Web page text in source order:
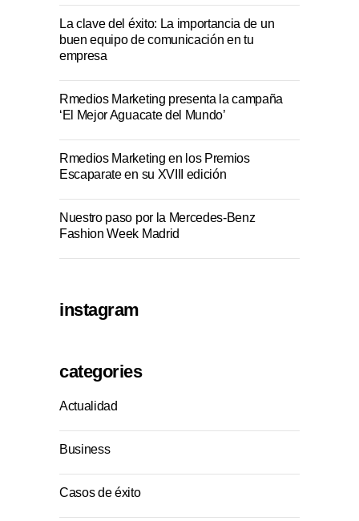
La clave del éxito: La importancia de un
buen equipo de comunicación en tu
empresa
Rmedios Marketing presenta la campaña
‘El Mejor Aguacate del Mundo’
Rmedios Marketing en los Premios
Escaparate en su XVIII edición
Nuestro paso por la Mercedes-Benz
Fashion Week Madrid
instagram
categories
Actualidad
Business
Casos de éxito